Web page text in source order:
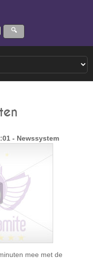
- Newssystem
mee met de